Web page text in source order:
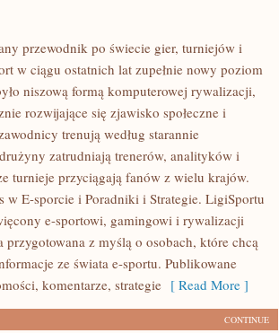
przewodnik po świecie gier, turniejów i
w ciągu ostatnich lat zupełnie nowy poziom
niszową formą komputerowej rywalizacji,
rozwijające się zjawisko społeczne i
trenują według starannie
zatrudniają trenerów, analityków i
turnieje przyciągają fanów z wielu krajów.
w E-sporcie i Poradniki i Strategie. LigiSportu
e-sportowi, gamingowi i rywalizacji
przygotowana z myślą o osobach, które chcą
ze świata e-sportu. Publikowane
komentarze, strategie [ Read More ]
CONTINUE